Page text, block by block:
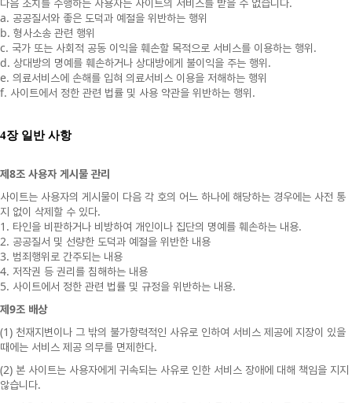
다음 조치를 수행하는 사용자는 사이트의 서비스를 받을 수 없습니다
a. 공공질서와 좋은 도덕과 예절을 위반하는 행위
b. 형사소송 관련 행위
c. 국가 또는 사회적 공동 이익을 훼손할 목적으로 서비스를 이용하는 행위 .
d. 상대방의 명예를 훼손하거나 상대방에게 불이익을 주는 행위 .
e. 의료서비스에 손해를 입혀 의료서비스 이용을 저해하는 행위
f. 사이트에서 정한 관련 법률 및 사용 약관을 위반하는 행위 .
4장 일반 사항
제 8조 사용자 게시물 관리
사이트는 사용자의 게시물이 다음 각 호의 어느 하나에 해당하는 경우에는 사전 통
지 없이 삭제할 수 있다.
1. 타인을 비판하거나 비방하여 개인이나 집단의 명예를 훼손하는 내용.
2. 공공질서 및 선량한 도덕과 예절을 위반한 내용
3. 범죄행위로 간주되는 내용
4. 저작권 등 권리를 침해하는 내용
5. 사이트에서 정한 관련 법률 및 규정을 위반하는 내용.
제 9조 배상
(1) 천재지변이나 그 밖의 불가항력적인 사유로 인하여 서비스 제공에 지장이
있을
때에는 서비스 제공 의무를 면제한다.
(2) 본 사이트는 사용자에게 귀속되는 사유로 인한 서비스 장애에 대해 책임을 지지
않습니다.